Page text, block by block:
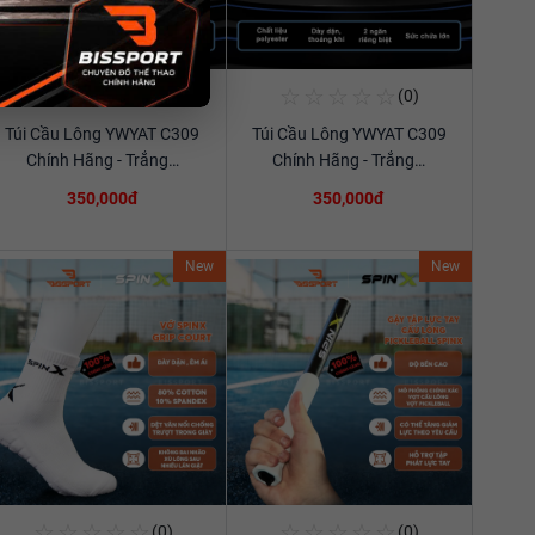
Mua Ngay
Xem chi tiết
☆☆☆☆
(0)
Túi Cầu Lông YWYAT C309
Chính Hãng - Trắng…
350,000đ
Xem chi tiết
(0)
Túi Cầu Lông YWYAT C309
Chính Hãng - Trắng…
350,000đ
New New